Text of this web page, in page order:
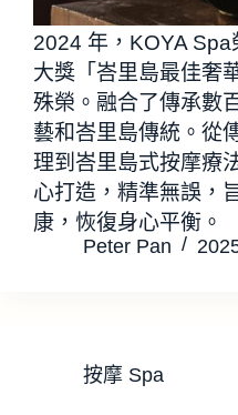
2024 年，KOYA
大獎「峇里島最佳奢
殊榮。融合了傳承數
藝和峇里島傳統。從
理到峇里島式按摩療
心打造，精準無誤，
康，恢復身心平衡。
Peter Pan
按摩 Spa